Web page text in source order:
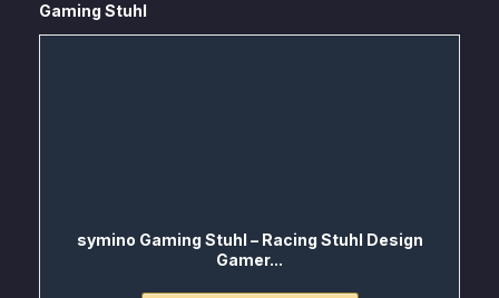
Gaming Stuhl
symino Gaming Stuhl – Racing Stuhl Design
Gamer...